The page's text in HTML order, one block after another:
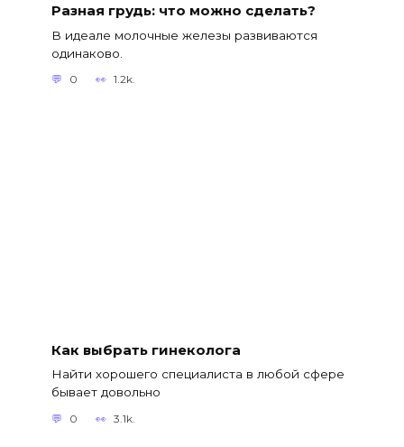
Разная грудь: что можно сделать?
В идеале молочные железы развиваются
одинаково.
0 1.2k.
Как выбрать гинеколога
Найти хорошего специалиста в любой сфере
бывает довольно
0 3.1k.